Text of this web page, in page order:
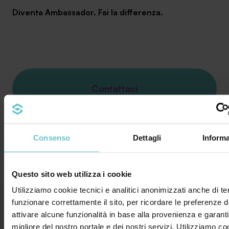
Consenso Dettagli
Questo sito web utilizza i cookie
Utilizziamo cookie tecnici e analitici anonimizzati anche di
funzionare correttamente il sito, per ricordare le preferenze
attivare alcune funzionalità in base alla provenienza e
migliore del nostro portale e dei nostri servizi. Utilizziamo
Diventa Ambassador. Fai la differenza.
Contattaci
Iscriviti alla nostra newsletter